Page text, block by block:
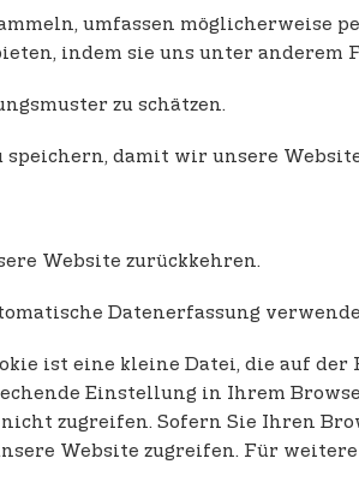
umfassen möglicherweise
indem sie uns unter anderem
zu schätzen.
damit wir unsere
Website zurückkehren.
Datenerfassung
ist eine kleine Datei, die auf
Einstellung in Ihrem
zugreifen. Sofern Sie Ihren
Website zugreifen. Für